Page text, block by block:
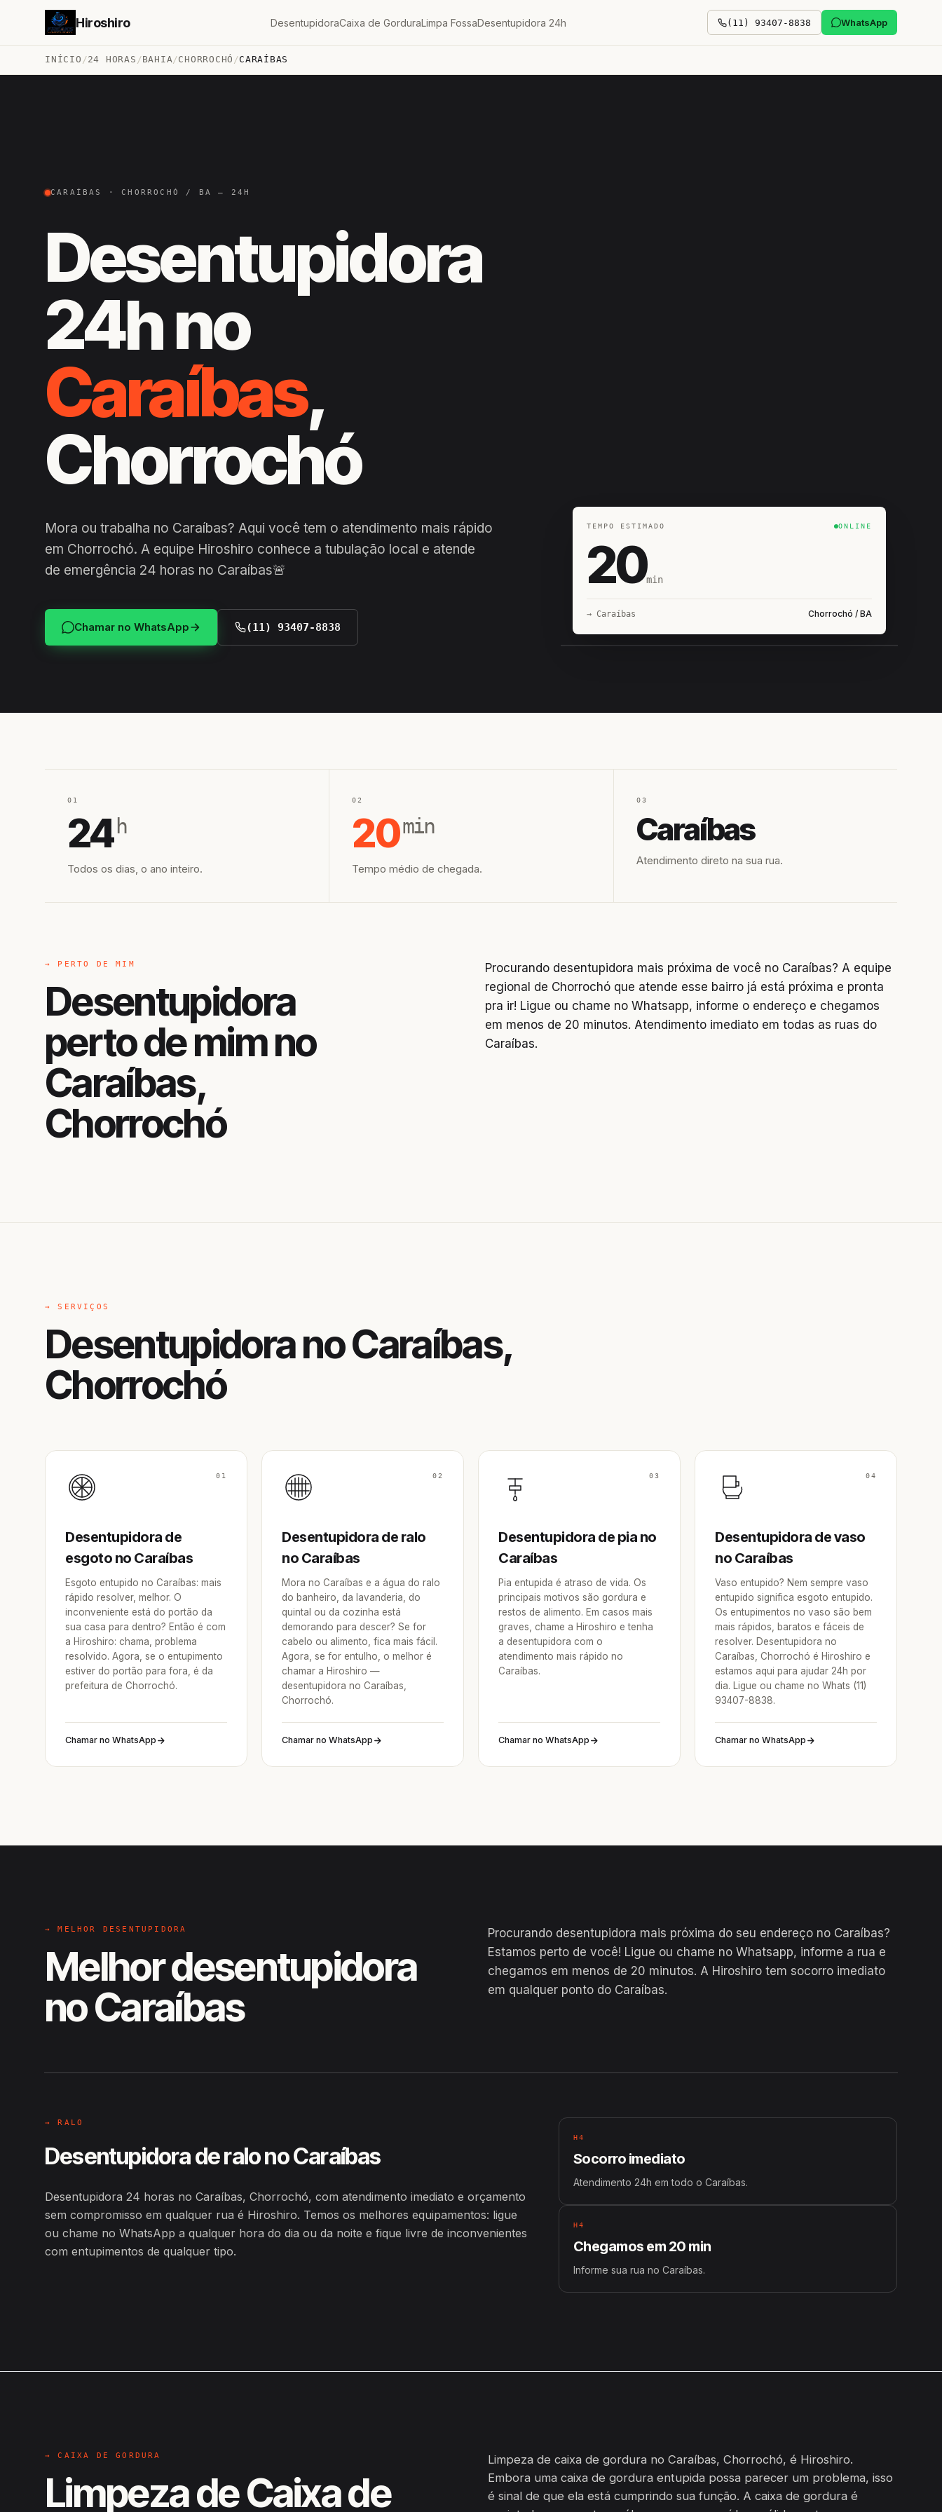
Hiroshiro DesentupidoraCaixa de GorduraLimpa FossaDesentupidora 24h (11) 93407-8838 WhatsApp
INÍCIO /24 HORAS /BAHIA/CHORROCHÓ /CARAÍBAS
CARAÍBAS · CHORROCHÓ / BA — 24H
Desentupidora
24h no
Caraíbas,
Chorrochó
Mora ou trabalha no Caraíbas? Aqui você tem o atendimento mais rápido
em Chorrochó. A equipe Hiroshiro conhece a tubulação local e atende
de emergência 24 horas no Caraíbas🚨
Chamar no WhatsApp (11) 93407-8838
TEMPO ESTIMADO ONLINE
20min
→ Caraíbas Chorrochó / BA
01
24 h
Todos os dias, o ano inteiro.
02
20min
Tempo médio de chegada.
03
Caraíbas
Atendimento direto na sua rua.
→ PERTO DE MIM
Desentupidora
perto de mim no
Caraíbas,
Chorrochó
Procurando desentupidora mais próxima de você no Caraíbas? A equipe
regional de Chorrochó que atende esse bairro já está próxima e pronta
pra ir! Ligue ou chame no Whatsapp, informe o endereço e chegamos
em menos de 20 minutos. Atendimento imediato em todas as ruas do
Caraíbas.
→ SERVIÇOS
Desentupidora no Caraíbas,
Chorrochó
01
Desentupidora de
esgoto no Caraíbas
Esgoto entupido no Caraíbas: mais
rápido resolver, melhor. O
inconveniente está do portão da
sua casa para dentro? Então é com
a Hiroshiro: chama, problema
resolvido. Agora, se o entupimento
estiver do portão para fora, é da
prefeitura de Chorrochó.
Chamar no WhatsApp
02
Desentupidora de ralo
no Caraíbas
Mora no Caraíbas e a água do ralo
do banheiro, da lavanderia, do
quintal ou da cozinha está
demorando para descer? Se for
cabelo ou alimento, fica mais fácil.
Agora, se for entulho, o melhor é
chamar a Hiroshiro —
desentupidora no Caraíbas,
Chorrochó.
Chamar no WhatsApp
03
Desentupidora de pia no
Caraíbas
Pia entupida é atraso de vida. Os
principais motivos são gordura e
restos de alimento. Em casos mais
graves, chame a Hiroshiro e tenha
a desentupidora com o
atendimento mais rápido no
Caraíbas.
Chamar no WhatsApp
04
Desentupidora de vaso
no Caraíbas
Vaso entupido? Nem sempre vaso
entupido significa esgoto entupido.
Os entupimentos no vaso são bem
mais rápidos, baratos e fáceis de
resolver. Desentupidora no
Caraíbas, Chorrochó é Hiroshiro e
estamos aqui para ajudar 24h por
dia. Ligue ou chame no Whats (11)
93407-8838.
Chamar no WhatsApp
→ MELHOR DESENTUPIDORA
Melhor desentupidora
no Caraíbas
Procurando desentupidora mais próxima do seu endereço no Caraíbas?
Estamos perto de você! Ligue ou chame no Whatsapp, informe a rua e
chegamos em menos de 20 minutos. A Hiroshiro tem socorro imediato
em qualquer ponto do Caraíbas.
EM CAMPO
→ RALO
Desentupidora de ralo no Caraíbas
Desentupidora 24 horas no Caraíbas, Chorrochó, com atendimento imediato e orçamento
sem compromisso em qualquer rua é Hiroshiro. Temos os melhores equipamentos: ligue
ou chame no WhatsApp a qualquer hora do dia ou da noite e fique livre de inconvenientes
com entupimentos de qualquer tipo.
H4
Socorro imediato
Atendimento 24h em todo o Caraíbas.
H4
Chegamos em 20 min
Informe sua rua no Caraíbas.
→ CAIXA DE GORDURA
Limpeza de Caixa de
Limpeza de caixa de gordura no Caraíbas, Chorrochó, é Hiroshiro.
Embora uma caixa de gordura entupida possa parecer um problema, isso
é sinal de que ela está cumprindo sua função. A caixa de gordura é